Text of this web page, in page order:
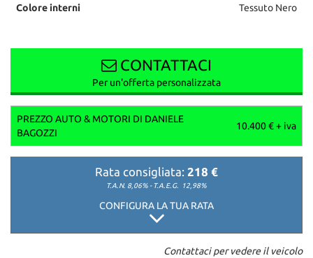
Colore interni Tessuto Nero
CONTATTACI
Per un'offerta personalizzata
PREZZO AUTO & MOTORI DI DANIELE
BAGOZZI
10.400 € + iva
Rata consigliata: 218 €
T.A.N. 8,06% - T.A.E.G. 12,98%
CONFIGURA LA TUA RATA
Contattaci per vedere il veicolo